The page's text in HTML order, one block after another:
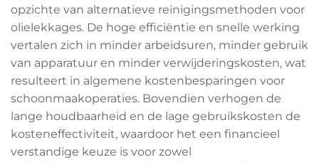
opzichte van alternatieve reinigingsmethoden voor
olielekkages. De hoge efficiëntie en snelle werking
vertalen zich in minder arbeidsuren, minder gebruik
van apparatuur en minder verwijderingskosten, wat
resulteert in algemene kostenbesparingen voor
schoonmaakoperaties. Bovendien verhogen de
lange houdbaarheid en de lage gebruikskosten de
kosteneffectiviteit, waardoor het een financieel
verstandige keuze is voor zowel